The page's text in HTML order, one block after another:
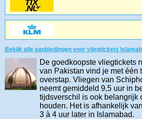
Bekijk alle aanbiedingen voor vliegtickets
De goedkoopste vliegtickets
van Pakistan vind je met één
overstap. Vliegen van
neemt gemiddeld 9,5 uur in
tijdsverschil is ook belangrijk
houden. Het is afhankelijk
3 à 4 uur later in Islamabad.
Nu
Om je aan te melden voor een
Voorwaarden VliegenNaar.nl